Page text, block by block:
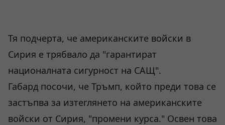
Тя подчерта, че американските войски в
Сирия е трябвало да "гарантират
националната сигурност на САЩ".
Габард посочи, че Тръмп, който преди това се
застъпва за изтеглянето на американските
войски от Сирия, "промени курса." Освен това